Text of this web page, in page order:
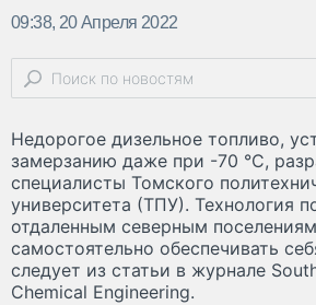
09:38, 20 Апреля 2022
Недорогое дизельное топливо,
замерзанию даже при -70 °С,
специалисты Томского
университета (ТПУ). Технология
отдаленным северным
самостоятельно обеспечивать
следует из статьи в журнале
Chemical Engineering.